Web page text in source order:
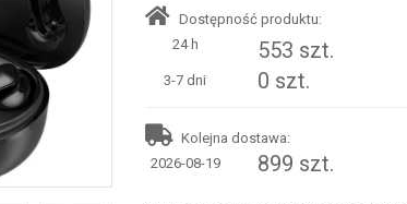
Dostępność produktu:
24 h
553 szt.
3-7 dni 0 szt.
Kolejna dostawa:
2026-08-19
899 szt.